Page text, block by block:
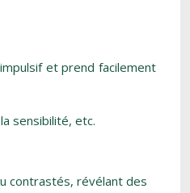
et prend facilement
sensibilité, etc.
contrastés, révélant des